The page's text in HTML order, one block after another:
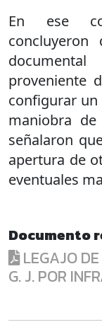
En ese
proveniente
configurar un
maniobra
señalaron
apertura de
eventuales
Documento
LEGAJO DE
G. J. POR